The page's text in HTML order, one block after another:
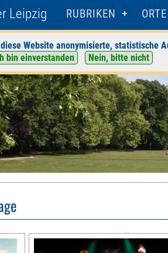
Leipzig RUBRIKEN ORTE
Website anonymisierte,
bin einverstanden Nein, bitte nicht